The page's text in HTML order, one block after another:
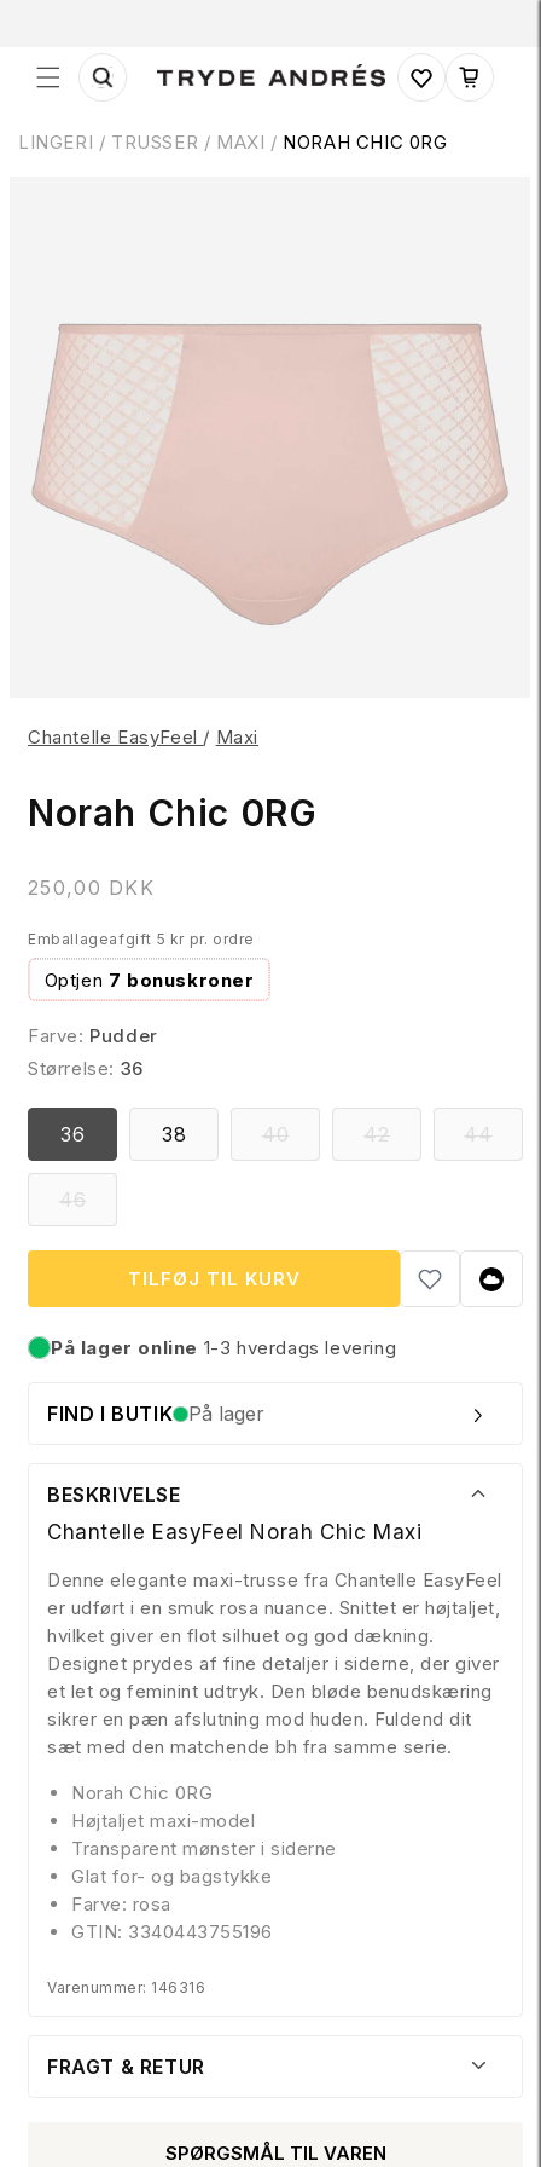
Indkøbskurv
LINGERI / TRUSSER / MAXI / NORAH CHIC 0RG
Chantelle EasyFeel / Maxi
Norah Chic 0RG
N
r
m
a
l
p
250,00 DKK
Emballageafgift 5 kr pr. ordre
Optjen 7 bonuskroner
Farve: Pudder
Størrelse: 36
36 38 40VARIANTEN
42VARIANTEN
44
46VARIANTEN
ELLER
UTILGÆNGELIG
TILFØJ TIL KURV
På lager
På lager online 1-3 hverdags levering
FIND I BUTIK På lager
BESKRIVELSE
Chantelle EasyFeel Norah Chic Maxi
Denne elegante maxi-trusse fra Chantelle EasyFeel
er udført i en smuk rosa nuance. Snittet er højtaljet,
hvilket giver en flot silhuet og god dækning.
Designet prydes af fine detaljer i siderne, der giver
et let og feminint udtryk. Den bløde benudskæring
sikrer en pæn afslutning mod huden. Fuldend dit
sæt med den matchende bh fra samme serie.
Norah Chic 0RG
Højtaljet maxi-model
Transparent mønster i siderne
Glat for- og bagstykke
Farve: rosa
GTIN: 3340443755196
Varenummer: 146316
FRAGT & RETUR
SPØRGSMÅL TIL VAREN